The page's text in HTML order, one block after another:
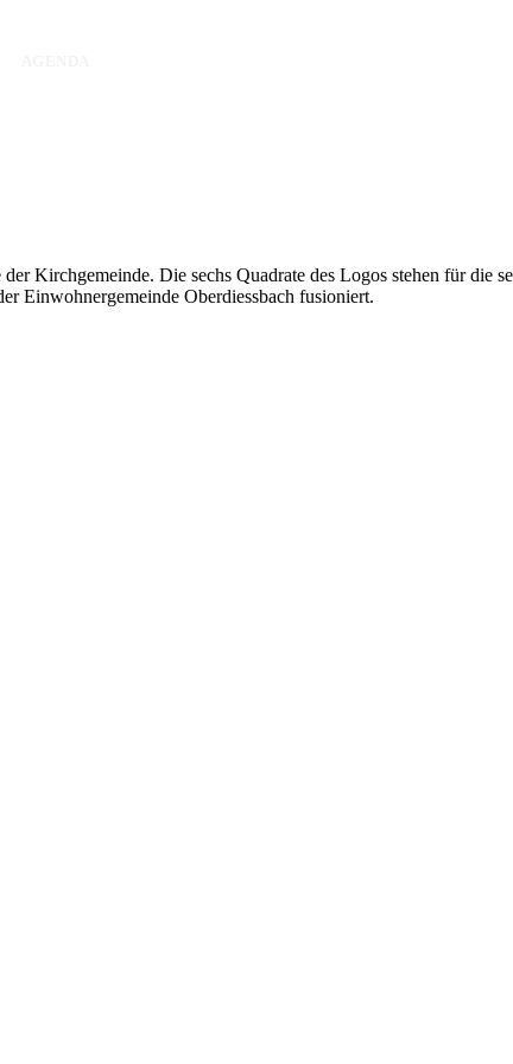
Kirchgemeinde. Die sechs Quadrate des Logos stehen für die
Einwohnergemeinde Oberdiessbach fusioniert.